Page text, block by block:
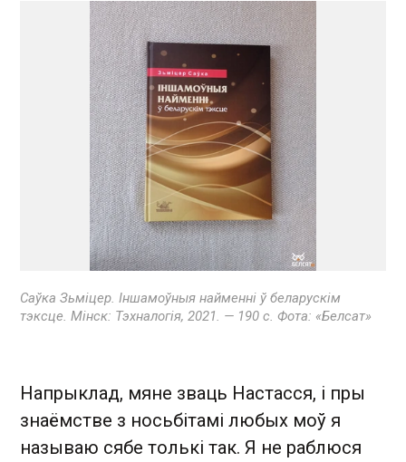
Саўка Зьміцер. Іншамоўныя найменні ў беларускім
тэксце. Мінск: Тэхналогія, 2021. — 190 с. Фота: «Белсат»
Напрыклад, мяне зваць Настасся, і пры
знаёмстве з носьбітамі любых моў я
называю сябе толькі так. Я не раблюся